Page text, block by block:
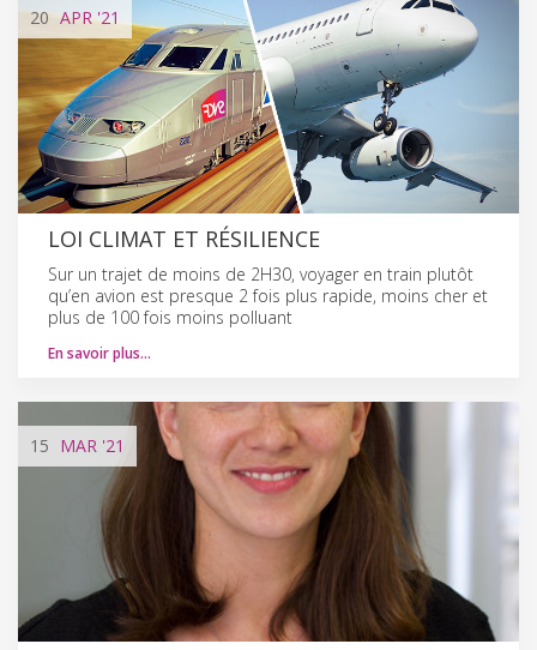
20 APR'21
LOI CLIMAT ET RÉSILIENCE
Sur un trajet de moins de 2H30, voyager en train plutôt
qu’en avion est presque 2 fois plus rapide, moins cher et
plus de 100 fois moins polluant
En savoir plus…
15 MAR '21